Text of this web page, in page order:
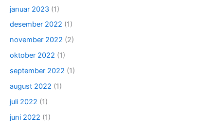
januar 2023 (1)
desember 2022 (1)
november 2022 (2)
oktober 2022 (1)
september 2022 (1)
august 2022 (1)
juli 2022 (1)
juni 2022 (1)